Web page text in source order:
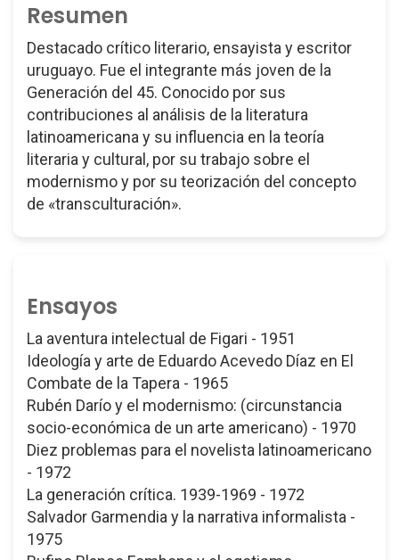
Resumen
Destacado crítico literario, ensayista y escritor
uruguayo. Fue el integrante más joven de la
Generación del 45. Conocido por sus
contribuciones al análisis de la literatura
latinoamericana y su influencia en la teoría
literaria y cultural, por su trabajo sobre el
modernismo y por su teorización del concepto
de «transculturación».
Ensayos
La aventura intelectual de Figari - 1951
Ideología y arte de Eduardo Acevedo Díaz en El
Combate de la Tapera - 1965
Rubén Darío y el modernismo: (circunstancia
socio-económica de un arte americano) - 1970
Diez problemas para el novelista latinoamericano
- 1972
La generación crítica. 1939-1969 - 1972
Salvador Garmendia y la narrativa informalista -
1975